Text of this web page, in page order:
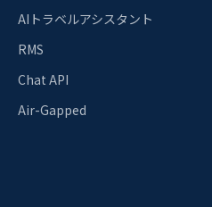
AIトラベルアシスタント
RMS
Chat API
Air-Gapped